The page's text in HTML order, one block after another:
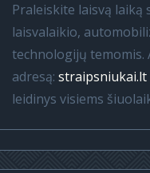
Praleiskite laisvą
laisvalaikio,
technologijų temomis.
adresą: straipsniukai.lt
leidinys visiems